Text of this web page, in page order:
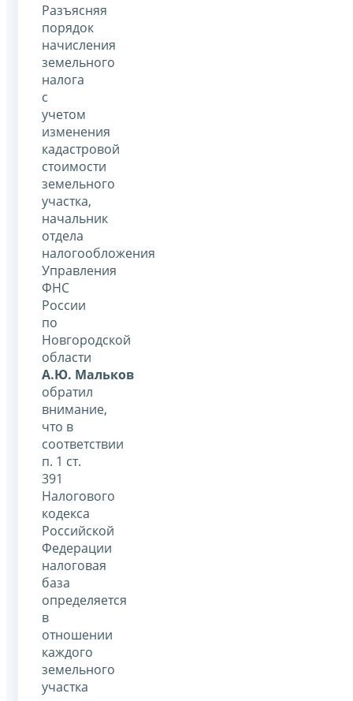
Разъясняя
порядок
начисления
земельного
налога
с
учетом
изменения
кадастровой
стоимости
земельного
участка,
начальник
отдела
налогообложения
Управления
ФНС
России
по
Новгородской
области
А.Ю. Мальков
обратил
внимание,
что в
соответствии
п. 1 ст.
391
Налогового
кодекса
Российской
Федерации
налоговая
база
определяется
в
отношении
каждого
земельного
участка